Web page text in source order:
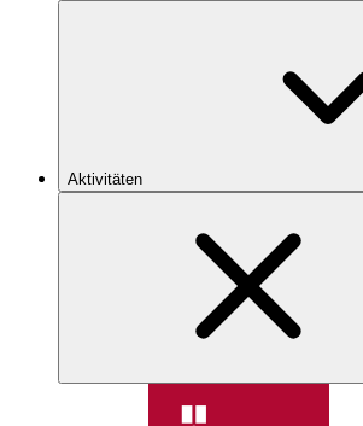
Aktivitäten